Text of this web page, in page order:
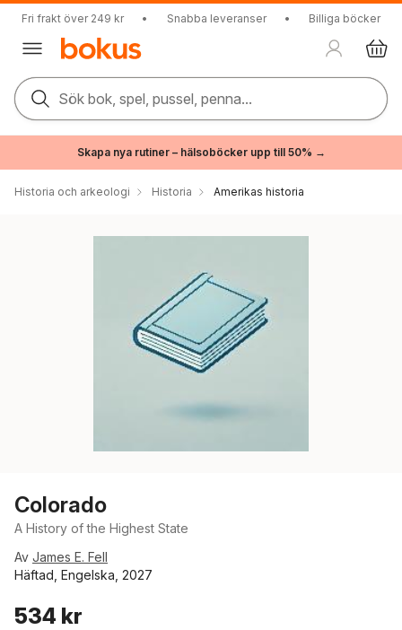
Fri frakt över 249 kr • Snabba leveranser • Billiga böcker
Sök bok, spel, pussel, penna...
Skapa nya rutiner – hälsoböcker upp till 50% →
Historia och arkeologi Historia Amerikas historia
Colorado
A History of the Highest State
Av James E. Fell
Häftad, Engelska, 2027
534 kr